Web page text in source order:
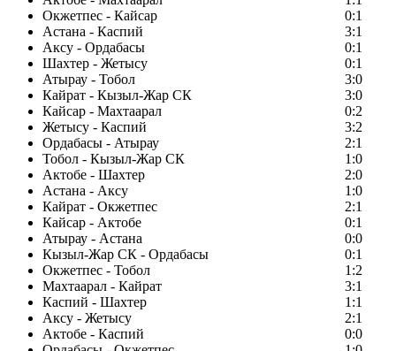
Окжетпес - Кайсар
0:1
Астана - Каспий
3:1
Аксу - Ордабасы
0:1
Шахтер - Жетысу
0:1
Атырау - Тобол
3:0
Кайрат - Кызыл-Жар СК
3:0
Кайсар - Махтаарал
0:2
Жетысу - Каспий
3:2
Ордабасы - Атырау
2:1
Тобол - Кызыл-Жар СК
1:0
Актобе - Шахтер
2:0
Астана - Аксу
1:0
Кайрат - Окжетпес
2:1
Кайсар - Актобе
0:1
Атырау - Астана
0:0
Кызыл-Жар СК - Ордабасы
0:1
Окжетпес - Тобол
1:2
Махтаарал - Кайрат
3:1
Каспий - Шахтер
1:1
Аксу - Жетысу
2:1
Актобе - Каспий
0:0